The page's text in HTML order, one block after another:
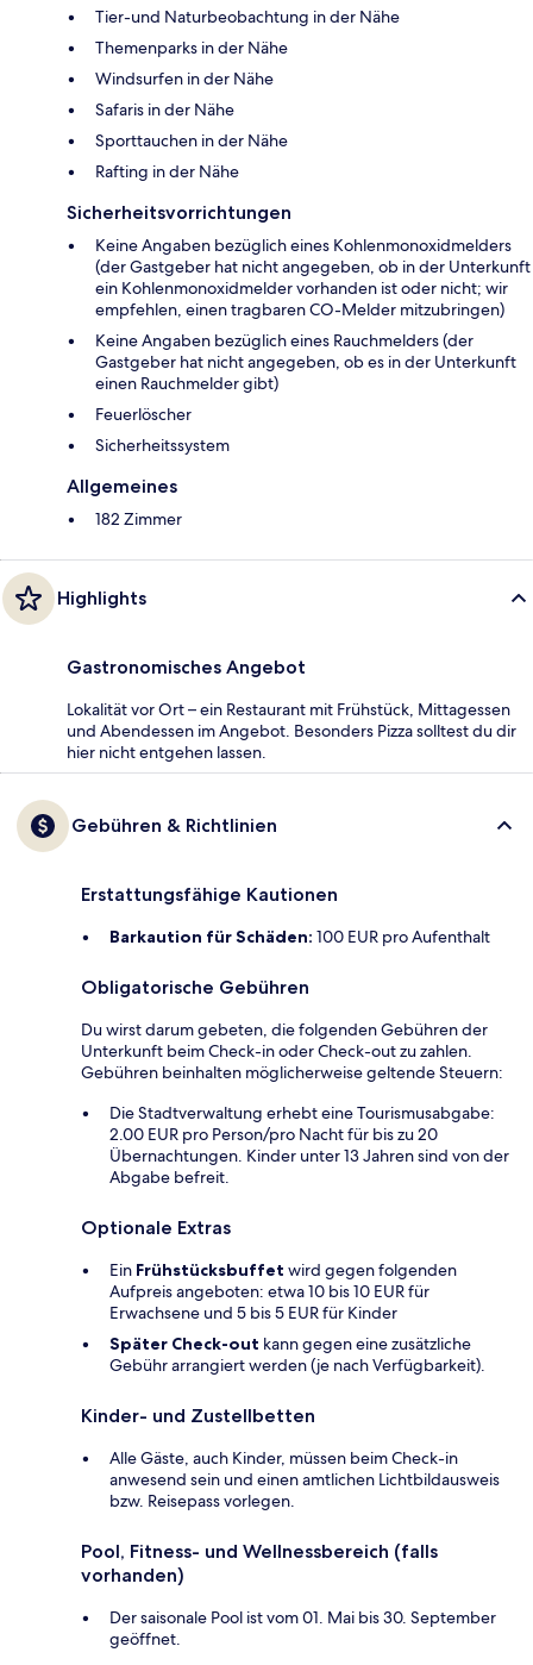
Tier-und Naturbeobachtung in der Nähe
Themenparks in der Nähe
Windsurfen in der Nähe
Safaris in der Nähe
Sporttauchen in der Nähe
Rafting in der Nähe
Sicherheitsvorrichtungen
Keine Angaben bezüglich eines Kohlenmonoxidmelders
(der Gastgeber hat nicht angegeben, ob in der Unterkunft
ein Kohlenmonoxidmelder vorhanden ist oder nicht; wir
empfehlen, einen tragbaren CO-Melder mitzubringen)
Keine Angaben bezüglich eines Rauchmelders (der
Gastgeber hat nicht angegeben, ob es in der Unterkunft
einen Rauchmelder gibt)
Feuerlöscher
Sicherheitssystem
Allgemeines
182 Zimmer
Highlights
Gastronomisches Angebot
Lokalität vor Ort – ein Restaurant mit Frühstück, Mittagessen
und Abendessen im Angebot. Besonders Pizza solltest du dir
hier nicht entgehen lassen.
Gebühren & Richtlinien
Erstattungsfähige Kautionen
Barkaution für Schäden: 100 EUR pro Aufenthalt
Obligatorische Gebühren
Du wirst darum gebeten, die folgenden Gebühren der
Unterkunft beim Check-in oder Check-out zu zahlen.
Gebühren beinhalten möglicherweise geltende Steuern:
Die Stadtverwaltung erhebt eine Tourismusabgabe:
2.00 EUR pro Person/pro Nacht für bis zu 20
Übernachtungen. Kinder unter 13 Jahren sind von der
Abgabe befreit.
Optionale Extras
Ein Frühstücksbuffet wird gegen folgenden
Aufpreis angeboten: etwa 10 bis 10 EUR für
Erwachsene und 5 bis 5 EUR für Kinder
Später Check-out kann gegen eine zusätzliche
Gebühr arrangiert werden (je nach Verfügbarkeit).
Kinder- und Zustellbetten
Alle Gäste, auch Kinder, müssen beim Check-in
anwesend sein und einen amtlichen Lichtbildausweis
bzw. Reisepass vorlegen.
Pool, Fitness- und Wellnessbereich (falls
vorhanden)
Der saisonale Pool ist vom 01. Mai bis 30. September
geöffnet.